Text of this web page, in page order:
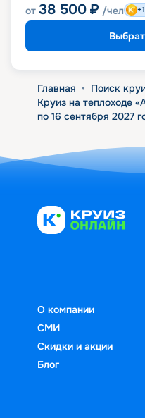
от 38 500 ₽ /чел
Главная • Поиск
Круиз на теплоходе
по 16 сентября 2027
О компании
СМИ
Скидки и акции
Блог